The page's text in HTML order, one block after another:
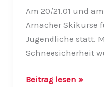
Am 20/21.01 und
Arnacher Skikurse
Jugendliche statt.
Schneesicherheit
Skikurse
Beitrag lesen »